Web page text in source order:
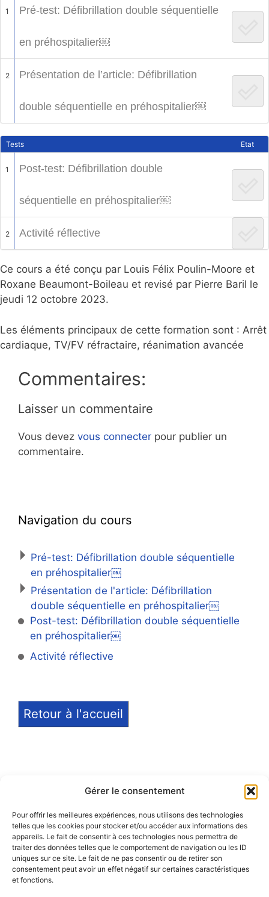
Gérer le consentement
Pour offrir les meilleures expériences, nous utilisons des technologies
telles que les cookies pour stocker et/ou accéder aux informations des
appareils. Le fait de consentir à ces technologies nous permettra de
traiter des données telles que le comportement de navigation ou les ID
uniques sur ce site. Le fait de ne pas consentir ou de retirer son
consentement peut avoir un effet négatif sur certaines caractéristiques
et fonctions.
1 Pré-test: Défibrillation double séquentielle
en préhospitalier￼
2 Présentation de l’article: Défibrillation
double séquentielle en préhospitalier￼
Tests Etat
1 Post-test: Défibrillation double
séquentielle en préhospitalier￼
2 Activité réflective
Ce cours a été conçu par Louis Félix Poulin-Moore et
Roxane Beaumont-Boileau et revisé par Pierre Baril le
jeudi 12 octobre 2023.
Les éléments principaux de cette formation sont : Arrêt
cardiaque, TV/FV réfractaire, réanimation avancée
Commentaires:
Laisser un commentaire
Vous devez vous connecter pour publier un
commentaire.
Navigation du cours
Pré-test: Défibrillation double séquentielle
en préhospitalier￼
Présentation de l'article: Défibrillation
double séquentielle en préhospitalier￼
Post-test: Défibrillation double séquentielle
en préhospitalier￼
Activité réflective
Retour à l'accueil
Notice légale
Politique de confidentialité
Politique de remboursement